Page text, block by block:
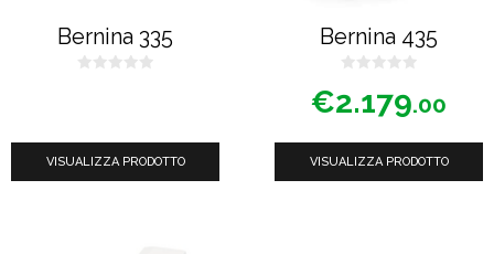
Bernina 335
VISUALIZZA PRODOTTO
Bernina 435
s
u
€2.179.00
VISUALIZZA PRODOTTO